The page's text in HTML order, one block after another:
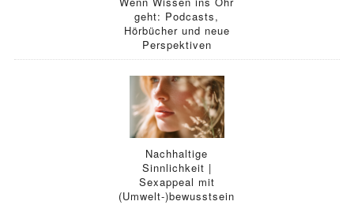
geht: Podcasts,
Hörbücher und neue
Perspektiven
Nachhaltige
Sinnlichkeit |
Sexappeal mit
(Umwelt-)bewusstsein